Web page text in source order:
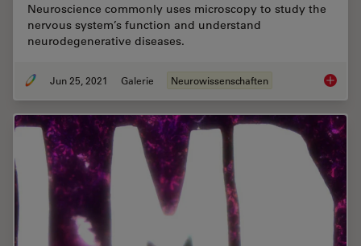
Neuroscience commonly uses microscopy to study the
nervous system’s function and understand
neurodegenerative diseases.
Jun 25, 2021 Galerie Neurowissenschaften